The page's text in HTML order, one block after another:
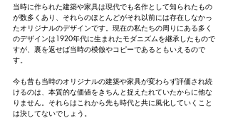
当時に作られた建築や家具は現代でも名作として知られたもの
が数多くあり、それらのほとんどがそれ以前には存在しなかっ
たオリジナルのデザインです。現在の私たちの周りにある多く
のデザインは1920年代に生まれたモダニズムを継承したもので
すが、裏を返せば当時の模倣やコピーであるともいえるので
す。
今も昔も当時のオリジナルの建築や家具が変わらず評価され続
けるのは、本質的な価値をきちんと捉えたれていたからに他な
りません。それらはこれから先も時代と共に風化していくこと
は決してないでしょう。